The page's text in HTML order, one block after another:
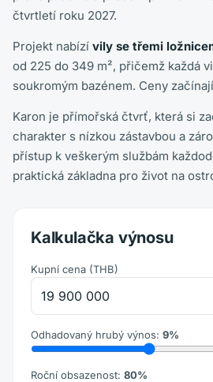
čtvrtletí roku 2027.
Projekt nabízí vily se třemi
od 225 do 349 m², přičemž každá
soukromým bazénem. Ceny
Karon je přímořská čtvrť, která si
charakter s nízkou zástavbou a
přístup k veškerým službám
praktická základna pro život na
Kalkulačka výnosu
Kupní cena (THB)
Odhadovaný hrubý výnos: 9%
Roční obsazenost: 80%